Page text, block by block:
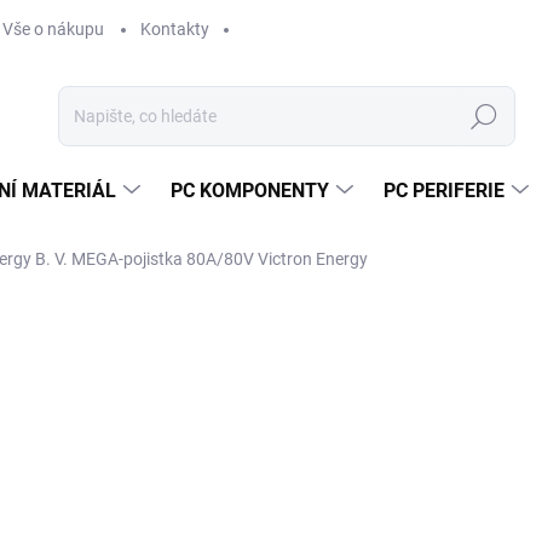
Vše o nákupu Kontakty
Hledat
MATERIÁL PC KOMPONENTY PC PERIFERIE
B. V. MEGA-pojistka 80A/80V Victron Energy